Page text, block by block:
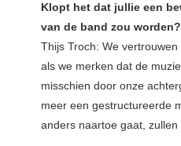
Klopt het dat jullie een
van de band zou worden?
Thijs Troch: We
als we merken dat de
misschien door onze
meer een gestructureerde
anders naartoe gaat, zullen